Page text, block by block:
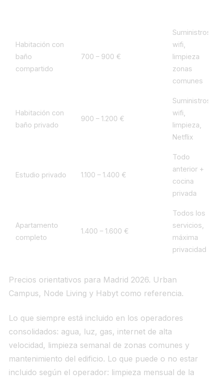
Habitación con
baño
compartido
700 – 900 €
Suministros,
wifi,
limpieza
zonas
comunes
Habitación con
baño privado
900 – 1.200 €
Suministros,
wifi,
limpieza,
Netflix
Estudio privado 1.100 – 1.400 €
Todo
anterior +
cocina
privada
Apartamento
completo
1.400 – 1.600 €
Todos los
servicios,
máxima
privacidad
Precios orientativos para Madrid 2026. Urban
Campus, Node Living y Habyt como referencia.
Lo que siempre está incluido en los operadores
consolidados: agua, luz, gas, internet de alta
velocidad, limpieza semanal de zonas comunes y
mantenimiento del edificio. Lo que puede o no estar
incluido según el operador: limpieza mensual de la